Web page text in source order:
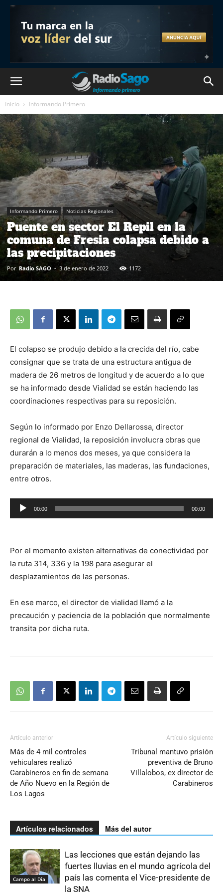
Inicio Informando Primero
Informando Primero Noticias Regionales
Puente en sector El Repil en la
comuna de Fresia colapsa debido a
las precipitaciones
Por Radio SAGO - 3 de enero de 2022 1172
El colapso se produjo debido a la crecida del río, cabe
consignar que se trata de una estructura antigua de
madera de 26 metros de longitud y de acuerdo a lo que
se ha informado desde Vialidad se están haciendo las
coordinaciones respectivas para su reposición.
Según lo informado por Enzo Dellarossa, director
regional de Vialidad, la reposición involucra obras que
durarán a lo menos dos meses, ya que considera la
preparación de materiales, las maderas, las fundaciones,
entre otros.
Reproductor
de
00:00 00:00
Por el momento existen alternativas de conectividad por
la ruta 314, 336 y la 198 para asegurar el
desplazamientos de las personas.
En ese marco, el director de vialidad llamó a la
precaución y paciencia de la población que normalmente
transita por dicha ruta.
Artículo anterior
Más de 4 mil controles
vehiculares realizó
Carabineros en fin de semana
de Año Nuevo en la Región de
Los Lagos
Artículo siguiente
Tribunal mantuvo prisión
preventiva de Bruno
Villalobos, ex director de
Carabineros
Artículos relacionados Más del autor
Campo al Día
Las lecciones que están dejando las
fuertes lluvias en el mundo agrícola del
país las comenta el Vice-presidente de
la SNA